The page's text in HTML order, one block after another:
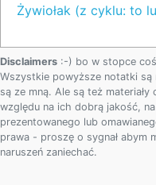
Żywiołak (z cyklu: to
Disclaimers :-) bo w stopce
Wszystkie powyższe notatki są
są ze mną. Ale są też
względu na ich dobrą jakość,
prezentowanego lub
prawa - proszę o sygnał abym
naruszeń zaniechać.